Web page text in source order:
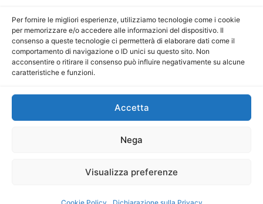
Per fornire le migliori esperienze, utilizziamo tecnologie come i cookie
per memorizzare e/o accedere alle informazioni del dispositivo. Il
consenso a queste tecnologie ci permetterà di elaborare dati come il
comportamento di navigazione o ID unici su questo sito. Non
acconsentire o ritirare il consenso può influire negativamente su alcune
caratteristiche e funzioni.
Accetta
Nega
Visualizza preferenze
Direttore Editoriale: Maurizio Scaglione
Direttore Responsabile: Maria Calabrese
P.IVA: 06334930820
Mercurio Comunicazione Società Cooperativa a r.l. è
iscritta al Registro degli Operatori di Comunicazione al
Sito gestito daLa Digitale srl–info@ladigitale.it